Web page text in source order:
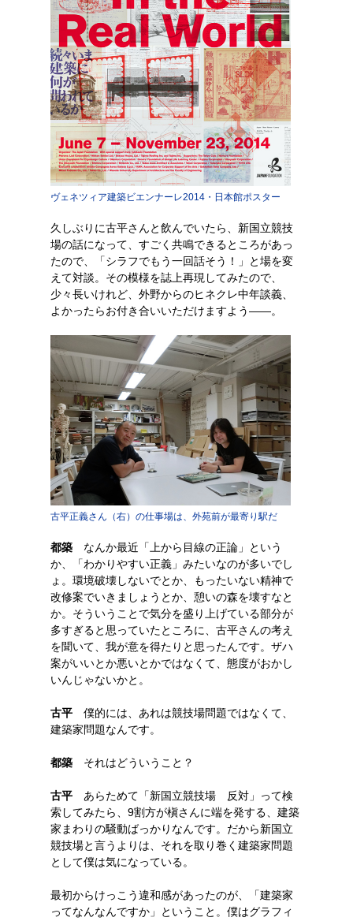
ヴェネツィア建築ビエンナーレ2014・日本館ポスター
久しぶりに古平さんと飲んでいたら、新国立競技
場の話になって、すごく共鳴できるところがあっ
たので、「シラフでもう一回話そう！」と場を変
えて対談。その模様を誌上再現してみたので、
少々長いけれど、外野からのヒネクレ中年談義、
よかったらお付き合いいただけますよう――。
古平正義さん（右）の仕事場は、外苑前が最寄り駅だ
都築 なんか最近「上から目線の正論」という
か、「わかりやすい正義」みたいなのが多いでし
ょ。環境破壊しないでとか、もったいない精神で
改修案でいきましょうとか、憩いの森を壊すなと
か。そういうことで気分を盛り上げている部分が
多すぎると思っていたところに、古平さんの考え
を聞いて、我が意を得たりと思ったんです。ザハ
案がいいとか悪いとかではなくて、態度がおかし
いんじゃないかと。
古平 僕的には、あれは競技場問題ではなくて、
建築家問題なんです。
都築 それはどういうこと？
古平 あらためて「新国立競技場 反対」って検
索してみたら、9割方が槇さんに端を発する、建築
家まわりの騒動ばっかりなんです。だから新国立
競技場と言うよりは、それを取り巻く建築家問題
として僕は気になっている。
最初からけっこう違和感があったのが、「建築家
ってなんなんですか」ということ。僕はグラフィ